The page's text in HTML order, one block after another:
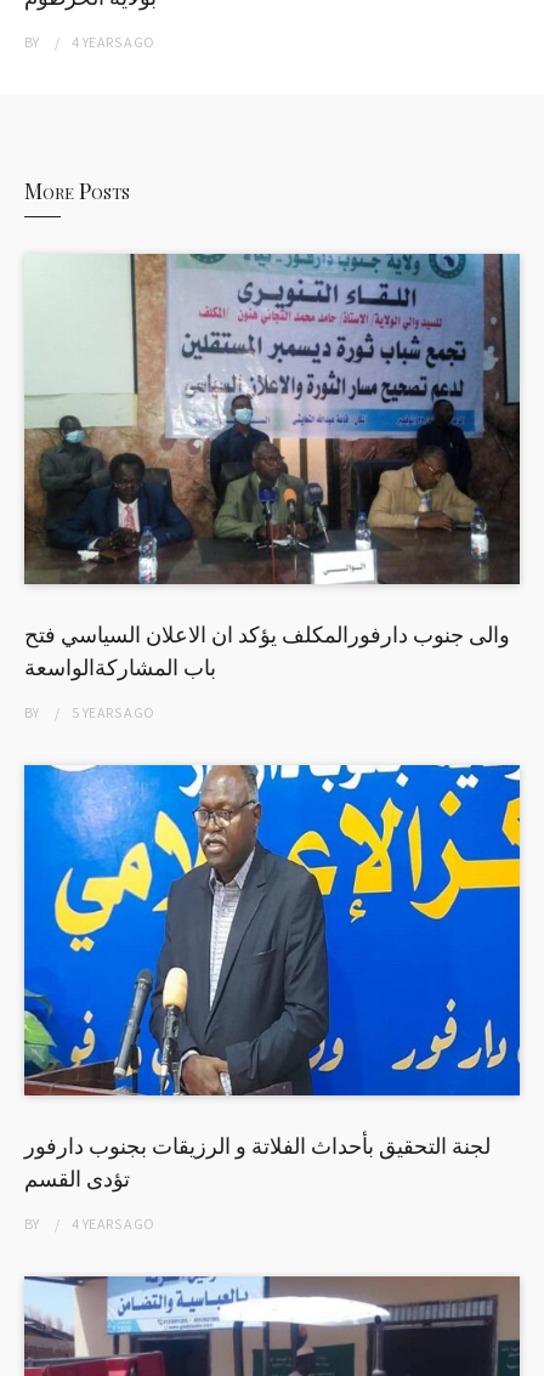
BY 4 YEARSAGO
More Posts
والى جنوب دارفورالمكلف يؤكد ان الاعلان السياسي فتح
باب المشاركةالواسعة
BY 5 YEARSAGO
لجنة التحقيق بأحداث الفلاتة و الرزيقات بجنوب دارفور
تؤدى القسم
BY 4 YEARSAGO